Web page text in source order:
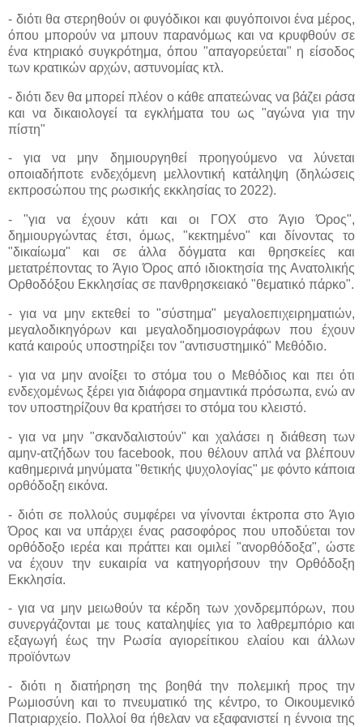
- διότι θα στερηθούν οι φυγόδικοι και φυγόποινοι ένα μέρος,
όπου μπορούν να μπουν παρανόμως και να κρυφθούν σε
ένα κτηριακό συγκρότημα, όπου "απαγορεύεται" η είσοδος
των κρατικών αρχών, αστυνομίας κτλ.
- διότι δεν θα μπορεί πλέον ο κάθε απατεώνας να βάζει ράσα
και να δικαιολογεί τα εγκλήματα του ως "αγώνα για την
πίστη"
- για να μην δημιουργηθεί προηγούμενο να λύνεται
οποιαδήποτε ενδεχόμενη μελλοντική κατάληψη (δηλώσεις
εκπροσώπου της ρωσικής εκκλησίας το 2022).
- "για να έχουν κάτι και οι ΓΟΧ στο Άγιο Όρος",
δημιουργώντας έτσι, όμως, "κεκτημένο" και δίνοντας το
"δικαίωμα" και σε άλλα δόγματα και θρησκείες και
μετατρέποντας το Άγιο Όρος από ιδιοκτησία της Ανατολικής
Ορθοδόξου Εκκλησίας σε πανθρησκειακό "θεματικό πάρκο".
- για να μην εκτεθεί το "σύστημα" μεγαλοεπιχειρηματιών,
μεγαλοδικηγόρων και μεγαλοδημοσιογράφων που έχουν
κατά καιρούς υποστηρίξει τον "αντισυστημικό" Μεθόδιο.
- για να μην ανοίξει το στόμα του ο Μεθόδιος και πει ότι
ενδεχομένως ξέρει για διάφορα σημαντικά πρόσωπα, ενώ αν
τον υποστηρίζουν θα κρατήσει το στόμα του κλειστό.
- για να μην "σκανδαλιστούν" και χαλάσει η διάθεση των
αμην-ατζήδων του facebook, που θέλουν απλά να βλέπουν
καθημερινά μηνύματα "θετικής ψυχολογίας" με φόντο κάποια
ορθόδοξη εικόνα.
- διότι σε πολλούς συμφέρει να γίνονται έκτροπα στο Άγιο
Όρος και να υπάρχει ένας ρασοφόρος που υποδύεται τον
ορθόδοξο ιερέα και πράττει και ομιλεί "ανορθόδοξα", ώστε
να έχουν την ευκαιρία να κατηγορήσουν την Ορθόδοξη
Εκκλησία.
- για να μην μειωθούν τα κέρδη των χονδρεμπόρων, που
συνεργάζονται με τους καταληψίες για το λαθρεμπόριο και
εξαγωγή έως την Ρωσία αγιορείτικου ελαίου και άλλων
προϊόντων
- διότι η διατήρηση της βοηθά την πολεμική προς την
Ρωμιοσύνη και το πνευματικό της κέντρο, το Οικουμενικό
Πατριαρχείο. Πολλοί θα ήθελαν να εξαφανιστεί η έννοια της